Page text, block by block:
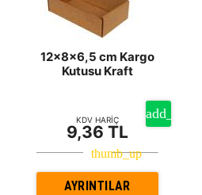
12x8x6,5 cm Kargo
Kutusu Kraft
KDV HARİÇ
9,36 TL
AYRINTILAR